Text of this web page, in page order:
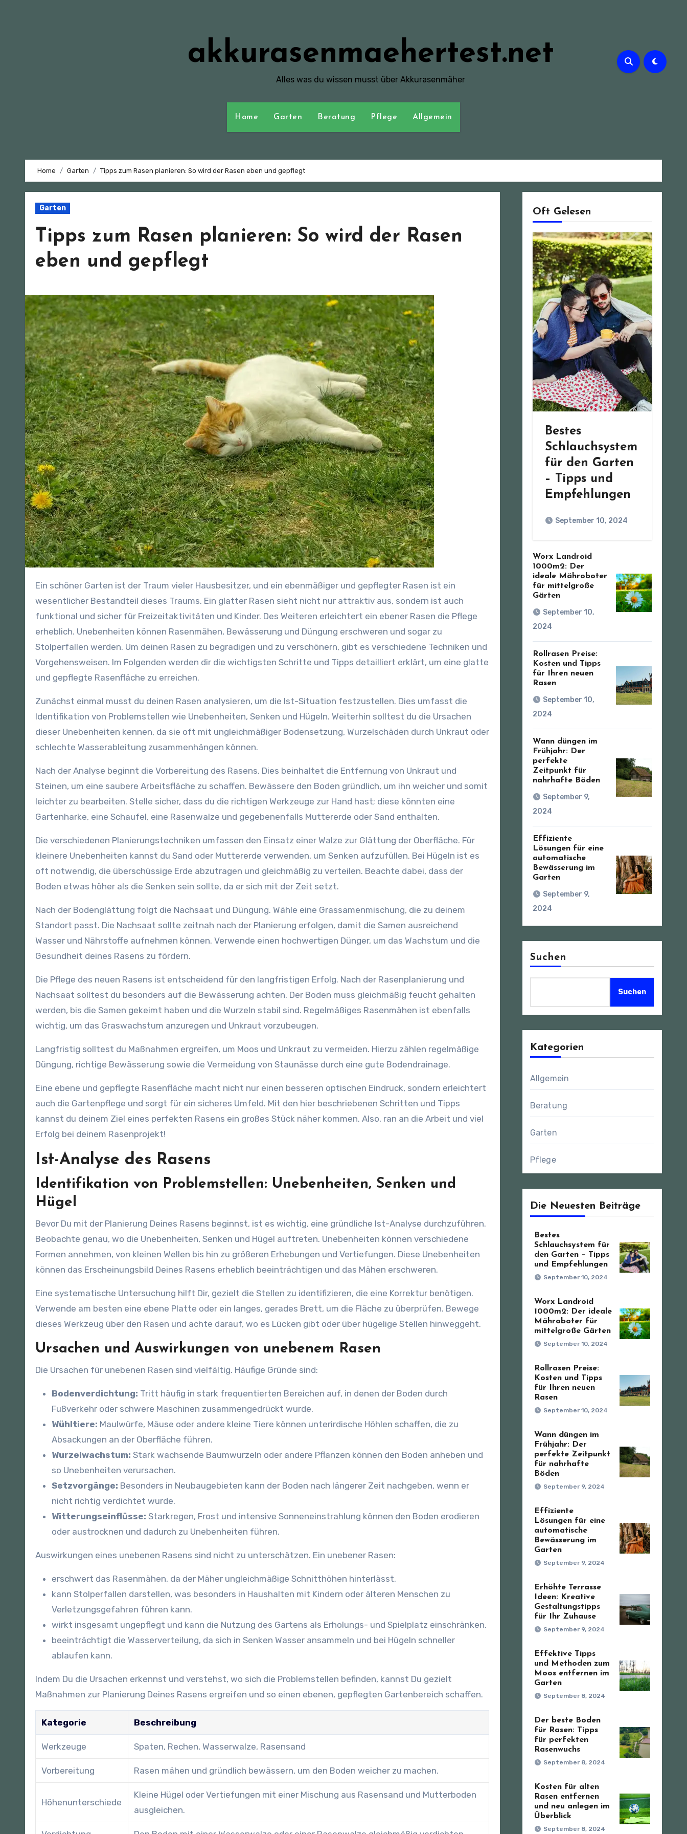
akkurasenmaehertest.net
Alles was du wissen musst über Akkurasenmäher
Home Garten Beratung Pflege Allgemein
Home Garten Tipps zum Rasen planieren: So wird der Rasen eben und gepflegt
Garten
Tipps zum Rasen planieren: So wird der Rasen
eben und gepflegt
Ein schöner Garten ist der Traum vieler Hausbesitzer, und ein ebenmäßiger und gepflegter Rasen ist ein
wesentlicher Bestandteil dieses Traums. Ein glatter Rasen sieht nicht nur attraktiv aus, sondern ist auch
funktional und sicher für Freizeitaktivitäten und Kinder. Des Weiteren erleichtert ein ebener Rasen die Pflege
erheblich. Unebenheiten können Rasenmähen, Bewässerung und Düngung erschweren und sogar zu
Stolperfallen werden. Um deinen Rasen zu begradigen und zu verschönern, gibt es verschiedene Techniken und
Vorgehensweisen. Im Folgenden werden dir die wichtigsten Schritte und Tipps detailliert erklärt, um eine glatte
und gepflegte Rasenfläche zu erreichen.
Zunächst einmal musst du deinen Rasen analysieren, um die Ist-Situation festzustellen. Dies umfasst die
Identifikation von Problemstellen wie Unebenheiten, Senken und Hügeln. Weiterhin solltest du die Ursachen
dieser Unebenheiten kennen, da sie oft mit ungleichmäßiger Bodensetzung, Wurzelschäden durch Unkraut oder
schlechte Wasserableitung zusammenhängen können.
Nach der Analyse beginnt die Vorbereitung des Rasens. Dies beinhaltet die Entfernung von Unkraut und
Steinen, um eine saubere Arbeitsfläche zu schaffen. Bewässere den Boden gründlich, um ihn weicher und somit
leichter zu bearbeiten. Stelle sicher, dass du die richtigen Werkzeuge zur Hand hast; diese könnten eine
Gartenharke, eine Schaufel, eine Rasenwalze und gegebenenfalls Muttererde oder Sand enthalten.
Die verschiedenen Planierungstechniken umfassen den Einsatz einer Walze zur Glättung der Oberfläche. Für
kleinere Unebenheiten kannst du Sand oder Muttererde verwenden, um Senken aufzufüllen. Bei Hügeln ist es
oft notwendig, die überschüssige Erde abzutragen und gleichmäßig zu verteilen. Beachte dabei, dass der
Boden etwas höher als die Senken sein sollte, da er sich mit der Zeit setzt.
Nach der Bodenglättung folgt die Nachsaat und Düngung. Wähle eine Grassamenmischung, die zu deinem
Standort passt. Die Nachsaat sollte zeitnah nach der Planierung erfolgen, damit die Samen ausreichend
Wasser und Nährstoffe aufnehmen können. Verwende einen hochwertigen Dünger, um das Wachstum und die
Gesundheit deines Rasens zu fördern.
Die Pflege des neuen Rasens ist entscheidend für den langfristigen Erfolg. Nach der Rasenplanierung und
Nachsaat solltest du besonders auf die Bewässerung achten. Der Boden muss gleichmäßig feucht gehalten
werden, bis die Samen gekeimt haben und die Wurzeln stabil sind. Regelmäßiges Rasenmähen ist ebenfalls
wichtig, um das Graswachstum anzuregen und Unkraut vorzubeugen.
Langfristig solltest du Maßnahmen ergreifen, um Moos und Unkraut zu vermeiden. Hierzu zählen regelmäßige
Düngung, richtige Bewässerung sowie die Vermeidung von Staunässe durch eine gute Bodendrainage.
Eine ebene und gepflegte Rasenfläche macht nicht nur einen besseren optischen Eindruck, sondern erleichtert
auch die Gartenpflege und sorgt für ein sicheres Umfeld. Mit den hier beschriebenen Schritten und Tipps
kannst du deinem Ziel eines perfekten Rasens ein großes Stück näher kommen. Also, ran an die Arbeit und viel
Erfolg bei deinem Rasenprojekt!
Ist-Analyse des Rasens
Identifikation von Problemstellen: Unebenheiten, Senken und
Hügel
Bevor Du mit der Planierung Deines Rasens beginnst, ist es wichtig, eine gründliche Ist-Analyse durchzuführen.
Beobachte genau, wo die Unebenheiten, Senken und Hügel auftreten. Unebenheiten können verschiedene
Formen annehmen, von kleinen Wellen bis hin zu größeren Erhebungen und Vertiefungen. Diese Unebenheiten
können das Erscheinungsbild Deines Rasens erheblich beeinträchtigen und das Mähen erschweren.
Eine systematische Untersuchung hilft Dir, gezielt die Stellen zu identifizieren, die eine Korrektur benötigen.
Verwende am besten eine ebene Platte oder ein langes, gerades Brett, um die Fläche zu überprüfen. Bewege
dieses Werkzeug über den Rasen und achte darauf, wo es Lücken gibt oder über hügelige Stellen hinweggeht.
Ursachen und Auswirkungen von unebenem Rasen
Die Ursachen für unebenen Rasen sind vielfältig. Häufige Gründe sind:
Bodenverdichtung: Tritt häufig in stark frequentierten Bereichen auf, in denen der Boden durch
Fußverkehr oder schwere Maschinen zusammengedrückt wurde.
Wühltiere: Maulwürfe, Mäuse oder andere kleine Tiere können unterirdische Höhlen schaffen, die zu
Absackungen an der Oberfläche führen.
Wurzelwachstum: Stark wachsende Baumwurzeln oder andere Pflanzen können den Boden anheben und
so Unebenheiten verursachen.
Setzvorgänge: Besonders in Neubaugebieten kann der Boden nach längerer Zeit nachgeben, wenn er
nicht richtig verdichtet wurde.
Witterungseinflüsse: Starkregen, Frost und intensive Sonneneinstrahlung können den Boden erodieren
oder austrocknen und dadurch zu Unebenheiten führen.
Auswirkungen eines unebenen Rasens sind nicht zu unterschätzen. Ein unebener Rasen:
erschwert das Rasenmähen, da der Mäher ungleichmäßige Schnitthöhen hinterlässt.
kann Stolperfallen darstellen, was besonders in Haushalten mit Kindern oder älteren Menschen zu
Verletzungsgefahren führen kann.
wirkt insgesamt ungepflegt und kann die Nutzung des Gartens als Erholungs- und Spielplatz einschränken.
beeinträchtigt die Wasserverteilung, da sich in Senken Wasser ansammeln und bei Hügeln schneller
ablaufen kann.
Indem Du die Ursachen erkennst und verstehst, wo sich die Problemstellen befinden, kannst Du gezielt
Maßnahmen zur Planierung Deines Rasens ergreifen und so einen ebenen, gepflegten Gartenbereich schaffen.
Kategorie Beschreibung
Werkzeuge Spaten, Rechen, Wasserwalze, Rasensand
Vorbereitung Rasen mähen und gründlich bewässern, um den Boden weicher zu machen.
Höhenunterschiede
Kleine Hügel oder Vertiefungen mit einer Mischung aus Rasensand und Mutterboden
ausgleichen.
Oft Gelesen
Bestes
Schlauchsystem
für den Garten
– Tipps und
Empfehlungen
September 10, 2024
Worx Landroid
1000m2: Der
ideale Mähroboter
für mittelgroße
Gärten
September 10,
2024
Rollrasen Preise:
Kosten und Tipps
für Ihren neuen
Rasen
September 10,
2024
Wann düngen im
Frühjahr: Der
perfekte
Zeitpunkt für
nahrhafte Böden
September 9,
2024
Effiziente
Lösungen für eine
automatische
Bewässerung im
Garten
September 9,
2024
Suchen
Suchen
Kategorien
Allgemein
Beratung
Garten
Pflege
Die Neuesten Beiträge
Bestes
Schlauchsystem für
den Garten – Tipps
und Empfehlungen
September 10, 2024
Worx Landroid
1000m2: Der ideale
Mähroboter für
mittelgroße Gärten
September 10, 2024
Rollrasen Preise:
Kosten und Tipps
für Ihren neuen
Rasen
September 10, 2024
Wann düngen im
Frühjahr: Der
perfekte Zeitpunkt
für nahrhafte
Böden
September 9, 2024
Effiziente
Lösungen für eine
automatische
Bewässerung im
Garten
September 9, 2024
Erhöhte Terrasse
Ideen: Kreative
Gestaltungstipps
für Ihr Zuhause
September 9, 2024
Effektive Tipps
und Methoden zum
Moos entfernen im
Garten
September 8, 2024
Der beste Boden
für Rasen: Tipps
für perfekten
Rasenwuchs
September 8, 2024
Kosten für alten
Rasen entfernen
und neu anlegen im
Überblick
September 8, 2024